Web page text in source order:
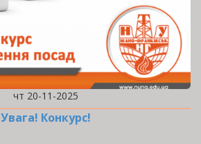
чт 20-11-2025
Увага! Конкурс!